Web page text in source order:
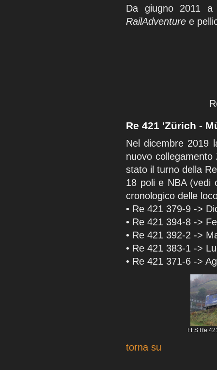
Da giugno 2011
RailAdventure e
Re 421 'Zürich -
Nel dicembre 2019
nuovo
stato il turno della
18 poli e NBA (vedi
cronologico delle
• Re 421 379-9 ->
• Re 421 394-8 ->
• Re 421 392-2 ->
• Re 421 383-1 ->
• Re 421 371-6 ->
FFS Re
torna su